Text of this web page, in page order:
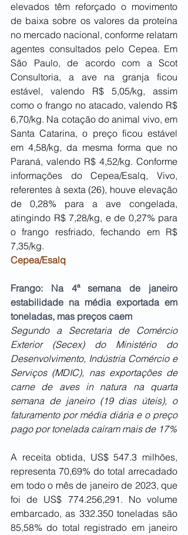
elevados têm reforçado o movimento
de baixa sobre os valores da proteína
no mercado nacional, conforme relatam
agentes consultados pelo Cepea. Em
São Paulo, de acordo com a Scot
Consultoria, a ave na granja ficou
estável, valendo R$ 5,05/kg, assim
como o frango no atacado, valendo R$
6,70/kg. Na cotação do animal vivo, em
Santa Catarina, o preço ficou estável
em 4,58/kg, da mesma forma que no
Paraná, valendo R$ 4,52/kg. Conforme
informações do Cepea/Esalq, Vivo,
referentes à sexta (26), houve elevação
de 0,28% para a ave congelada,
atingindo R$ 7,28/kg, e de 0,27% para
o frango resfriado, fechando em R$
7,35/kg.
Cepea/Esalq
Frango: Na 4ª semana de janeiro
estabilidade na média exportada em
toneladas, mas preços caem
Segundo a Secretaria de Comércio
Exterior (Secex) do Ministério do
Desenvolvimento, Indústria Comércio e
Serviços (MDIC), nas exportações de
carne de aves in natura na quarta
semana de janeiro (19 dias úteis), o
faturamento por média diária e o preço
pago por tonelada caíram mais de 17%
A receita obtida, US$ 547.3 milhões,
representa 70,69% do total arrecadado
em todo o mês de janeiro de 2023, que
foi de US$ 774.256,291. No volume
embarcado, as 332.350 toneladas são
85,58% do total registrado em janeiro